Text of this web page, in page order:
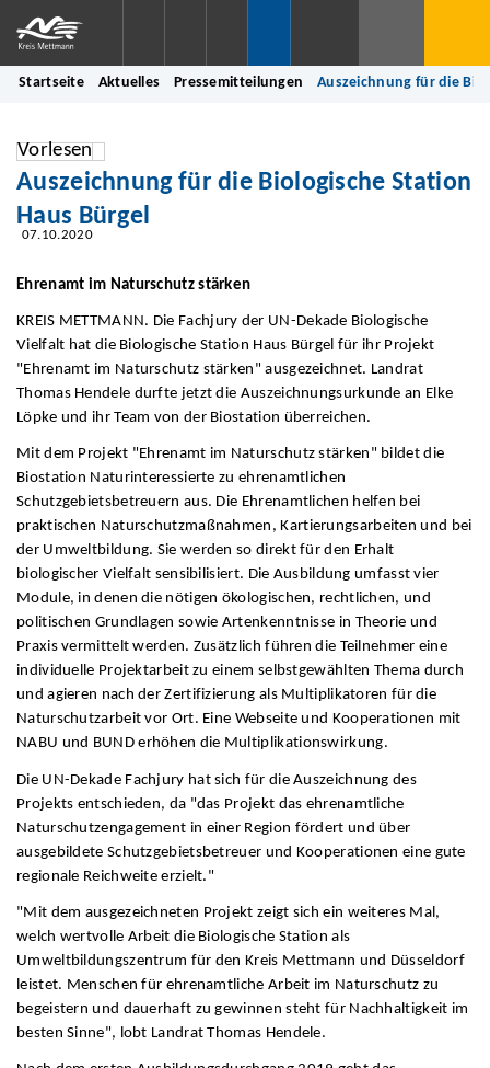
Startseite Aktuelles Pressemitteilungen Auszeichnung für die
Vorlesen
Auszeichnung für die Biologische Station
Haus Bürgel
07.10.2020
Ehrenamt im Naturschutz stärken
KREIS METTMANN. Die Fachjury der UN-Dekade Biologische
Vielfalt hat die Biologische Station Haus Bürgel für ihr Projekt
"Ehrenamt im Naturschutz stärken" ausgezeichnet. Landrat
Thomas Hendele durfte jetzt die Auszeichnungsurkunde an Elke
Löpke und ihr Team von der Biostation überreichen.
Mit dem Projekt "Ehrenamt im Naturschutz stärken" bildet die
Biostation Naturinteressierte zu ehrenamtlichen
Schutzgebietsbetreuern aus. Die Ehrenamtlichen helfen bei
praktischen Naturschutzmaßnahmen, Kartierungsarbeiten und bei
der Umweltbildung. Sie werden so direkt für den Erhalt
biologischer Vielfalt sensibilisiert. Die Ausbildung umfasst vier
Module, in denen die nötigen ökologischen, rechtlichen, und
politischen Grundlagen sowie Artenkenntnisse in Theorie und
Praxis vermittelt werden. Zusätzlich führen die Teilnehmer eine
individuelle Projektarbeit zu einem selbstgewählten Thema durch
und agieren nach der Zertifizierung als Multiplikatoren für die
Naturschutzarbeit vor Ort. Eine Webseite und Kooperationen mit
NABU und BUND erhöhen die Multiplikationswirkung.
Die UN-Dekade Fachjury hat sich für die Auszeichnung des
Projekts entschieden, da "das Projekt das ehrenamtliche
Naturschutzengagement in einer Region fördert und über
ausgebildete Schutzgebietsbetreuer und Kooperationen eine gute
regionale Reichweite erzielt."
"Mit dem ausgezeichneten Projekt zeigt sich ein weiteres Mal,
welch wertvolle Arbeit die Biologische Station als
Umweltbildungszentrum für den Kreis Mettmann und Düsseldorf
leistet. Menschen für ehrenamtliche Arbeit im Naturschutz zu
begeistern und dauerhaft zu gewinnen steht für Nachhaltigkeit im
besten Sinne", lobt Landrat Thomas Hendele.